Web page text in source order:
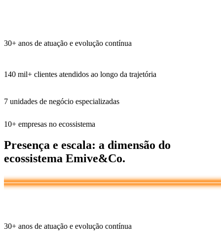
30+ anos de atuação e evolução contínua
140 mil+ clientes atendidos ao longo da trajetória
7 unidades de negócio especializadas
10+ empresas no ecossistema
Presença e escala: a dimensão do
ecossistema Emive&Co.
30+ anos de atuação e evolução contínua